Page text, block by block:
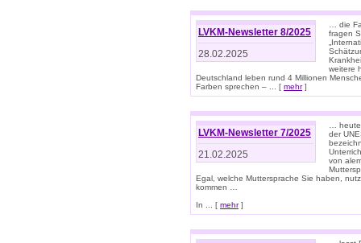
LVKM-Newsletter 8/2025
28.02.2025
… die
fragen
weitere
Deutschland leben rund 4 Millionen
Farben sprechen – ... [ mehr]
LVKM-Newsletter 7/2025
21.02.2025
…
der
von
Egal, welche Muttersprache Sie haben,
kommen …
In ... [ mehr]